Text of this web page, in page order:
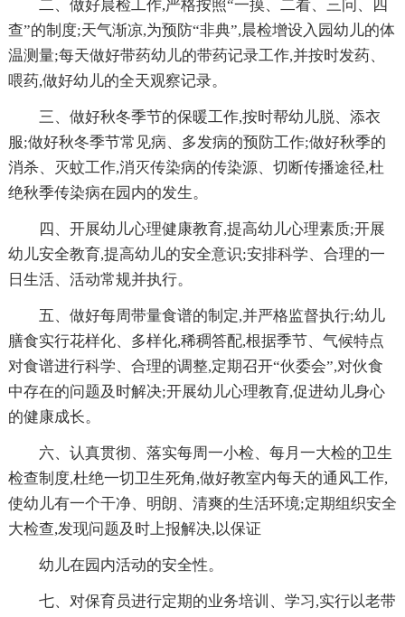
二、做好晨检工作,严格按照“一摸、二看、三问、四
查”的制度;天气渐凉,为预防“非典”,晨检增设入园幼儿的体
温测量;每天做好带药幼儿的带药记录工作,并按时发药、
喂药,做好幼儿的全天观察记录。
三、做好秋冬季节的保暖工作,按时帮幼儿脱、添衣
服;做好秋冬季节常见病、多发病的预防工作;做好秋季的
消杀、灭蚊工作,消灭传染病的传染源、切断传播途径,杜
绝秋季传染病在园内的发生。
四、开展幼儿心理健康教育,提高幼儿心理素质;开展
幼儿安全教育,提高幼儿的安全意识;安排科学、合理的一
日生活、活动常规并执行。
五、做好每周带量食谱的制定,并严格监督执行;幼儿
膳食实行花样化、多样化,稀稠答配,根据季节、气候特点
对食谱进行科学、合理的调整,定期召开“伙委会”,对伙食
中存在的问题及时解决;开展幼儿心理教育,促进幼儿身心
的健康成长。
六、认真贯彻、落实每周一小检、每月一大检的卫生
检查制度,杜绝一切卫生死角,做好教室内每天的通风工作,
使幼儿有一个干净、明朗、清爽的生活环境;定期组织安全
大检查,发现问题及时上报解决,以保证
幼儿在园内活动的安全性。
七、对保育员进行定期的业务培训、学习,实行以老带